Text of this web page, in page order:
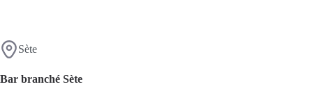
Sète
Bar branché Sète